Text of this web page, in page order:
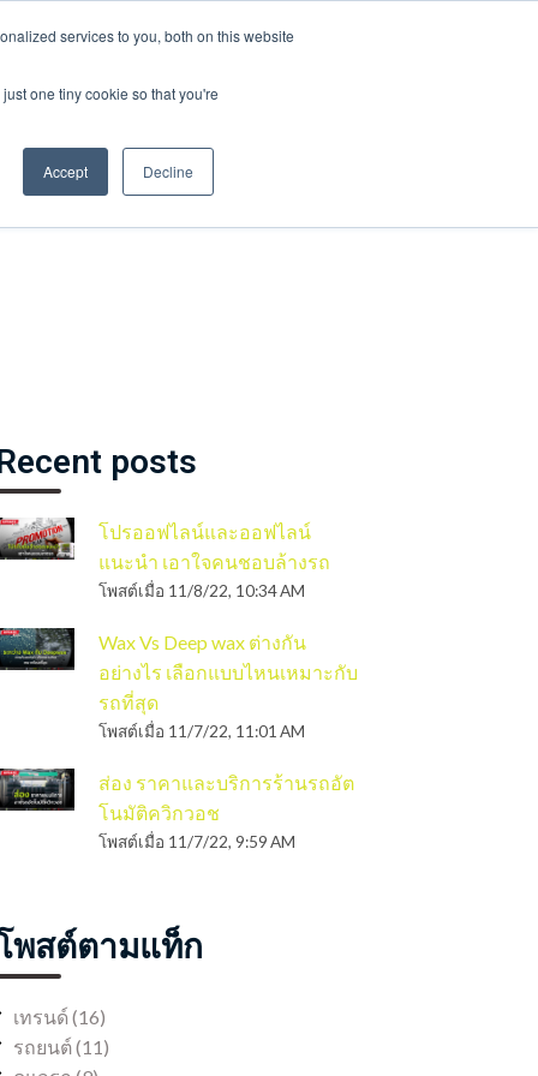
services to you, both on this website
one tiny cookie so that you're
Accept Decline
ABOUT US CONTRACT US
posts
โปรออฟไลน์และออฟไลน์
แนะนำ เอาใจคนชอบล้างรถ
โพสต์เมื่อ 11/8/22, 10:34 AM
Wax Vs Deep wax ต่างกัน
อย่างไร เลือกแบบไหนเหมาะกับ
รถที่สุด
โพสต์เมื่อ 11/7/22, 11:01 AM
ส่อง ราคาและบริการร้านรถอัต
โนมัติควิกวอช
โพสต์เมื่อ 11/7/22, 9:59 AM
พสต์ตามแท็ก
เทรนด์ (16)
รถยนต์(11)